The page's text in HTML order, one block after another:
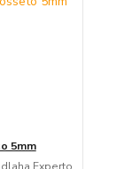
5mm
Experto